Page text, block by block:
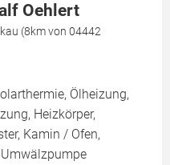
Oehlert
(8km von 04442
Ölheizung,
Heizkörper,
Kamin / Ofen,